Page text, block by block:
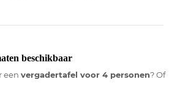
beschikbaar
een vergadertafel voor 4 personen? Of